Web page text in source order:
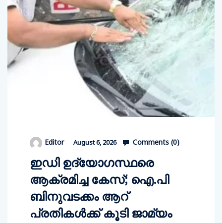
Editor August 6, 2026 Comments (0)
ഇഡി ഉദ്യോഗസ്ഥരെ
ആക്രമിച്ച കേസ്; ഐ.പി
ബിനുവടക്കം ആറ്
പ്രതികള്‍ക്ക് കൂടി ജാമ്യം